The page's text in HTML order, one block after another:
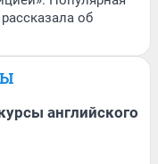
об
английского